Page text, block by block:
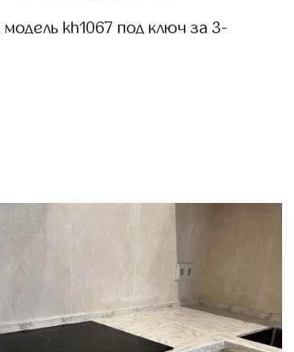
kh1067 под ключ за 3-